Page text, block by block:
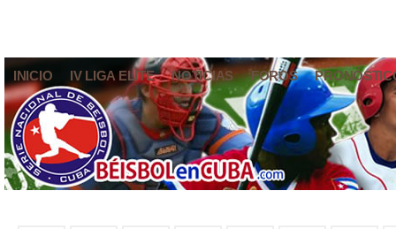
INICIO IV LIGA ELITE NOTICIAS FOROS